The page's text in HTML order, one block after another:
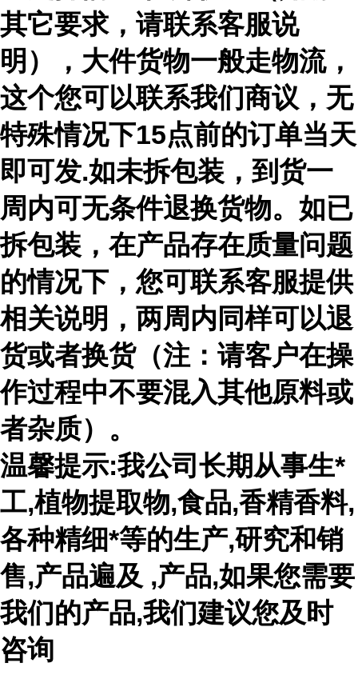
其它要求，请联系客服说
明），大件货物一般走物流，
这个您可以联系我们商议，无
特殊情况下15点前的订单当天
即可发.如未拆包装，到货一
周内可无条件退换货物。如已
拆包装，在产品存在质量问题
的情况下，您可联系客服提供
相关说明，两周内同样可以退
货或者换货（注：请客户在操
作过程中不要混入其他原料或
者杂质）。
温馨提示:我公司长期从事生*
工,植物提取物,食品,香精香料,
各种精细*等的生产,研究和销
售,产品遍及 ,产品,如果您需要
我们的产品,我们建议您及时
咨询